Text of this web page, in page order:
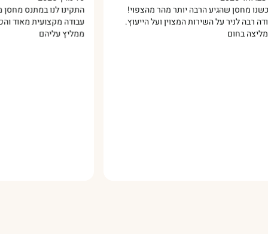
מחסן שהגיע הרבה יותר מהר מהצפוי!
לניר על השירות המצוין ועל הייעוץ.
בחום
התקינו לנו במתנס מחסן
עבודה מקצועית מאוד והכל
ממליץ עליהם